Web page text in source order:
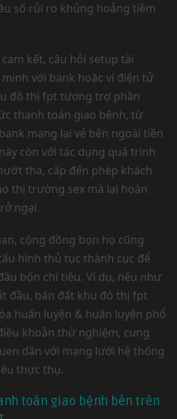
số rủi ro khủng hoảng tiềm
kết, câu hỏi setup tài
với bank hoặc ví điện tử
đô thị fpt tương trợ phần
thanh toán giao bệnh, từ
mang lại vẻ bên ngoài tiền
còn với tác dụng quá trình
tha, cấp đến phép khách
thị trường sex mà lại hoàn
ngại.
cộng đồng bọn họ cũng
hình thủ tục thành cục để
bốn chi tiêu. Ví dụ, nếu như
đầu, bán đất khu đô thị fpt
huấn luyện & huấn luyện phổ
khoản thử nghiệm, cung
dần với mạng lưới hệ thống
thực thụ.
toán giao bệnh bên trên